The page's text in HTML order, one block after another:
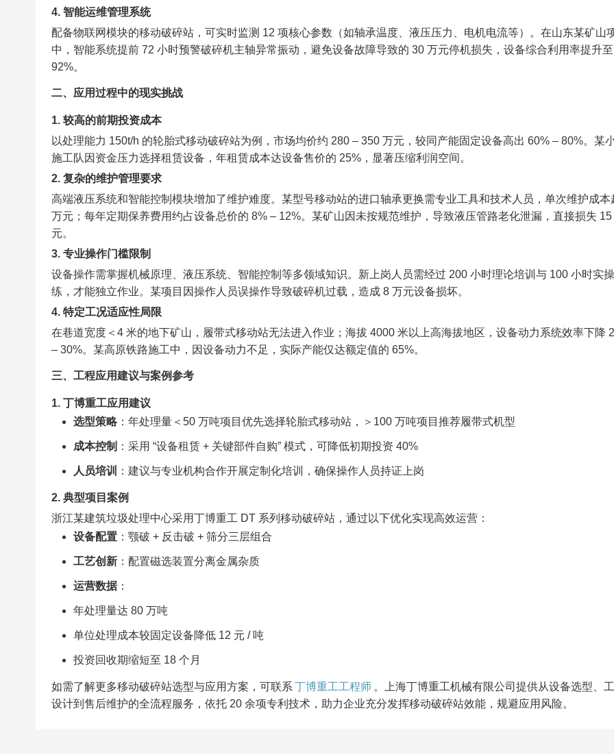
4. 智能运维管理系统​
配备物联网模块的移动破碎站，可实时监测 12 项核心参数（如轴承温度、液压压力、电机电流等）。在山东某矿山
中，智能系统提前 72 小时预警破碎机主轴异常振动，避免设备故障导致的 30 万元停机损失，设备综合利用率提升至
92%。​
二、应用过程中的现实挑战​
1. 较高的前期投资成本​
以处理能力 150t/h 的轮胎式移动破碎站为例，市场均价约 280 – 350 万元，较同产能固定设备高出 60% – 80%。某
施工队因资金压力选择租赁设备，年租赁成本达设备售价的 25%，显著压缩利润空间。​
2. 复杂的维护管理要求​
高端液压系统和智能控制模块增加了维护难度。某型号移动站的进口轴承更换需专业工具和技术人员，单次维护成本
万元；每年定期保养费用约占设备总价的 8% – 12%。某矿山因未按规范维护，导致液压管路老化泄漏，直接损失 15
元。​
3. 专业操作门槛限制​
设备操作需掌握机械原理、液压系统、智能控制等多领域知识。新上岗人员需经过 200 小时理论培训与 100 小时实
练，才能独立作业。某项目因操作人员误操作导致破碎机过载，造成 8 万元设备损坏。​
4. 特定工况适应性局限​
在巷道宽度＜4 米的地下矿山，履带式移动站无法进入作业；海拔 4000 米以上高海拔地区，设备动力系统效率下降
– 30%。某高原铁路施工中，因设备动力不足，实际产能仅达额定值的 65%。​
三、工程应用建议与案例参考​
1. 丁博重工应用建议​
选型策略：年处理量＜50 万吨项目优先选择轮胎式移动站，＞100 万吨项目推荐履带式机型​
成本控制 ：采用 “设备租赁 + 关键部件自购” 模式，可降低初期投资 40%​
人员培训 ：建议与专业机构合作开展定制化培训，确保操作人员持证上岗​
2. 典型项目案例​
浙江某建筑垃圾处理中心采用丁博重工 DT 系列移动破碎站，通过以下优化实现高效运营：​
设备配置：颚破 + 反击破 + 筛分三层组合​
工艺创新：配置磁选装置分离金属杂质​
运营数据：​
年处理量达 80 万吨​
单位处理成本较固定设备降低 12 元 / 吨​
投资回收期缩短至 18 个月​
如需了解更多移动破碎站选型与应用方案，可联系 丁博重工工程师 。上海丁博重工机械有限公司提供从设备选型、
设计到售后维护的全流程服务，依托 20 余项专利技术，助力企业充分发挥移动破碎站效能，规避应用风险。